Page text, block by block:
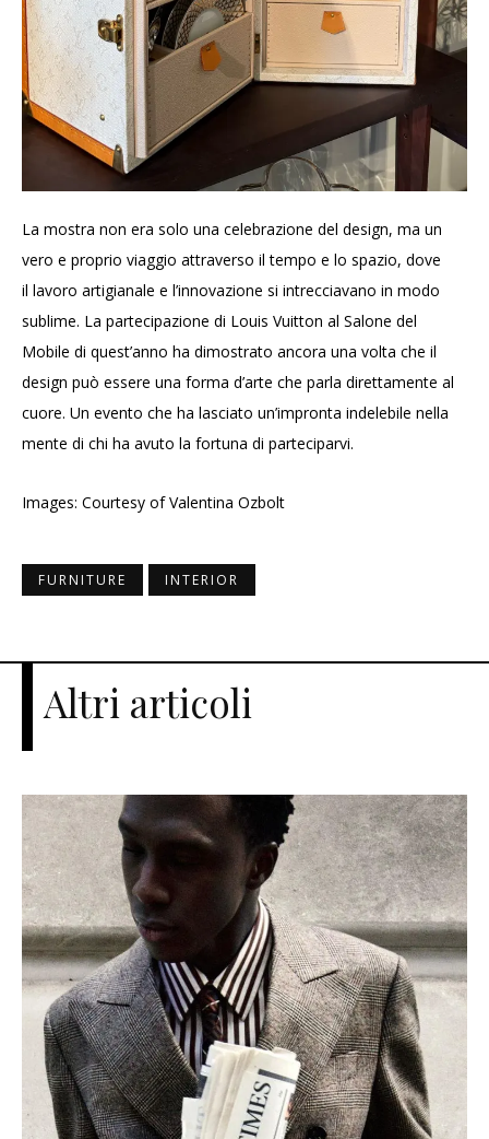
La mostra non era solo una celebrazione del design, ma un
vero e proprio viaggio attraverso il tempo e lo spazio, dove
il lavoro artigianale e l’innovazione si intrecciavano in modo
sublime. La partecipazione di Louis Vuitton al Salone del
Mobile di quest’anno ha dimostrato ancora una volta che il
design può essere una forma d’arte che parla direttamente al
cuore. Un evento che ha lasciato un’impronta indelebile nella
mente di chi ha avuto la fortuna di parteciparvi.
Images: Courtesy of Valentina Ozbolt
FURNITURE INTERIOR
Altri articoli